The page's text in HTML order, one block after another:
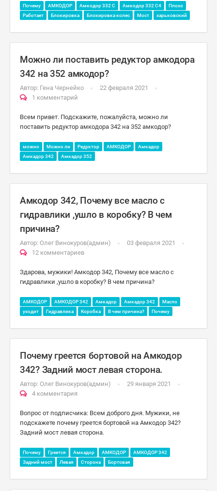
Почему АМКОДОР Амкодор 332 С Амкодор 332 С4
Плохо
Работает
Блокировка Блокировка колес Мост харьковский
Можно ли поставить редуктор амкодора
342 на 352 амкодор?
Автор: Гена Чернейко
22 февраля 2021
1 комментарий
Всем привет. Подскажите, пожалуйста, можно ли
поставить редуктор амкодора 342 на 352 амкодор?
можно Можно ли Редуктор АМКОДОР
Амкадор
Амкадор 342
Амкадор 352
Амкодор 342, Почему все масло с
гидравлики ,ушло в коробку? В чем
причина?
Автор: Олег Винокуров(админ)
03 февраля 2021
12 комментариев
Здарова, мужики! Амкодор 342, Почему все масло с
гидравлики ,ушло в коробку? В чем причина?
АМКОДОР АМКОДОР 342 Амкадор Амкадор 342
Масло
уходит
Гидравлика Коробка В чем причина? Почему
Почему греется бортовой на Амкодор
342? Задний мост левая сторона.
Автор: Олег Винокуров(админ)
29 января 2021
4 комментария
Вопрос от подписчика: Всем доброго дня. Мужики, не
подскажете почему греется бортовой на Амкодор 342?
Задний мост левая сторона.
Почему Греется Амкадор АМКОДОР
АМКОДОР 342
Задний мост
Левая Сторона Бортовая